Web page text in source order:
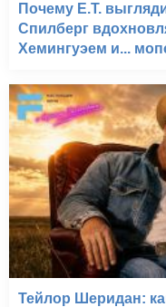
Почему E.T.
Спилберг
Хемингуэем и...
Тейлор Шеридан: